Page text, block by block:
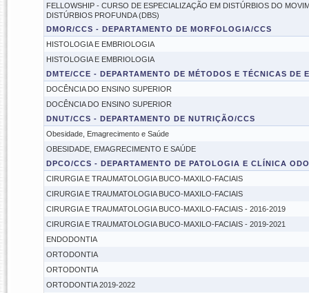
FELLOWSHIP - CURSO DE ESPECIALIZAÇÃO EM DISTÚRBIOS DO
DISTÚRBIOS PROFUNDA (DBS)
DMOR/CCS - DEPARTAMENTO DE MORFOLOGIA/CCS
HISTOLOGIA E EMBRIOLOGIA
HISTOLOGIA E EMBRIOLOGIA
DMTE/CCE - DEPARTAMENTO DE MÉTODOS E TÉCNICAS DE
DOCÊNCIA DO ENSINO SUPERIOR
DOCÊNCIA DO ENSINO SUPERIOR
DNUT/CCS - DEPARTAMENTO DE NUTRIÇÃO/CCS
Obesidade, Emagrecimento e Saúde
OBESIDADE, EMAGRECIMENTO E SAÚDE
DPCO/CCS - DEPARTAMENTO DE PATOLOGIA E CLÍNICA
CIRURGIA E TRAUMATOLOGIA BUCO-MAXILO-FACIAIS
CIRURGIA E TRAUMATOLOGIA BUCO-MAXILO-FACIAIS
CIRURGIA E TRAUMATOLOGIA BUCO-MAXILO-FACIAIS - 2016-2019
CIRURGIA E TRAUMATOLOGIA BUCO-MAXILO-FACIAIS - 2019-2021
ENDODONTIA
ORTODONTIA
ORTODONTIA
ORTODONTIA 2019-2022